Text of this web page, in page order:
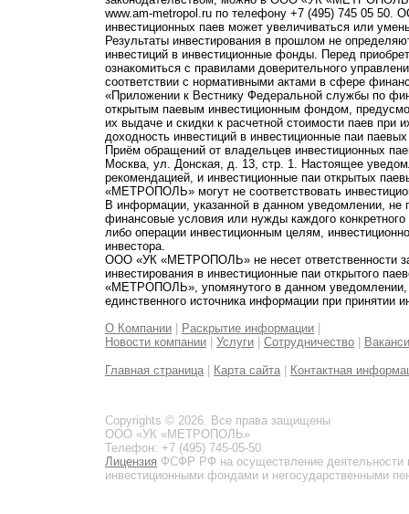
www.am-metropol.ru по телефону +7 (495) 745 05
инвестиционных паев может увеличиваться или
Результаты инвестирования в прошлом не
инвестиций в инвестиционные фонды. Перед
ознакомиться с правилами доверительного
соответствии с нормативными актами в сфере
«Приложении к Вестнику Федеральной службы по
открытым паевым инвестиционным фондом,
их выдаче и скидки к расчетной стоимости паев при
доходность инвестиций в инвестиционные паи
Приём обращений от владельцев инвестиционных
Москва, ул. Донская, д. 13, стр. 1. Настоящее
рекомендацией, и инвестиционные паи открытых
«МЕТРОПОЛЬ» могут не соответствовать
В информации, указанной в данном уведомлении,
финансовые условия или нужды каждого
либо операции инвестиционным целям,
инвестора.
ООО «УК «МЕТРОПОЛЬ» не несет ответственности
инвестирования в инвестиционные паи открытого
«МЕТРОПОЛЬ», упомянутого в данном уведомлении,
единственного источника информации при принятии
О Компании
Раскрытие информации
Новости компании
Услуги Сотрудничество
Главная страница Карта сайта Контактная
Copyrights © 2026. Все права защищены
ООО «УК «МЕТРОПОЛЬ»
Телефон: +7 (495) 745-05-50
Лицензия ФСФР РФ на осуществление
инвестиционными фондами и негосударственными